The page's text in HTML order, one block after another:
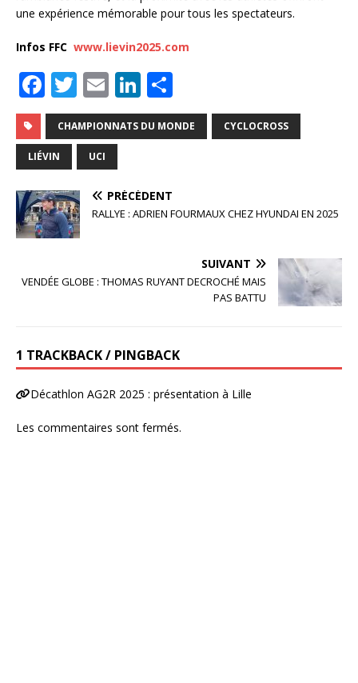
une expérience mémorable pour tous les spectateurs.
Infos FFC www.lievin2025.com
F
a
c
e
b
o
o
T
w
it
te
r
E
m
ai
l
Li
n
k
dI
n
ar
ta
r
CHAMPIONNATS DU MONDE CYCLOCROSS
LIÉVIN UCI
PRÉCÉDENT
RALLYE : ADRIEN FOURMAUX CHEZ HYUNDAI EN 2025
SUIVANT
VENDÉE GLOBE : THOMAS RUYANT DECROCHÉ MAIS
PAS BATTU
1 TRACKBACK / PINGBACK
Décathlon AG2R 2025 : présentation à Lille
Les commentaires sont fermés.